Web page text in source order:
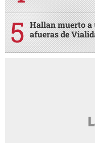
Hallan muerto a
afueras de